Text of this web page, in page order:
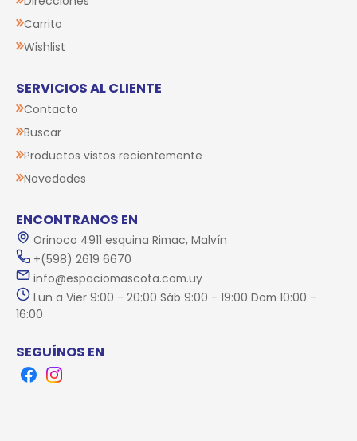
Carrito
Wishlist
SERVICIOS AL CLIENTE
Contacto
Buscar
Productos vistos recientemente
Novedades
ENCONTRANOS EN
Orinoco 4911 esquina Rimac, Malvín
+(598) 2619 6670
info@espaciomascota.com.uy
Lun a Vier 9:00 - 20:00 Sáb 9:00 - 19:00 Dom 10:00 -
16:00
SEGUÍNOS EN
FacebookInstagram